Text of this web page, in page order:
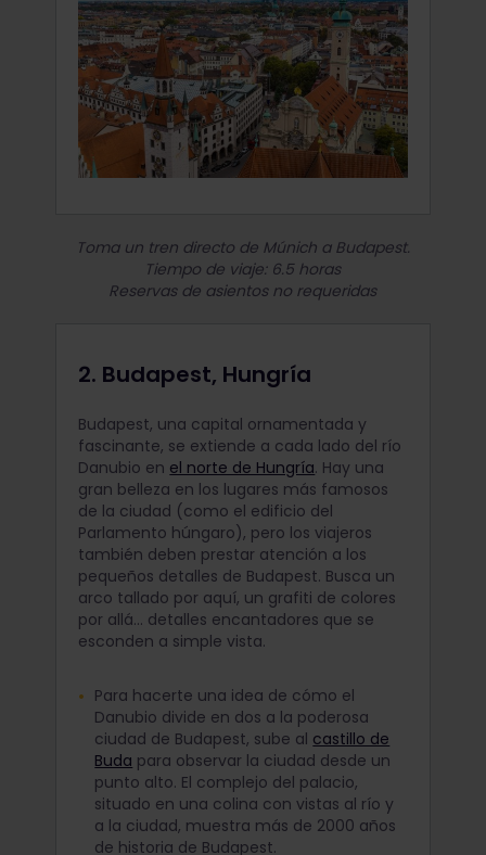
Toma un tren directo de Múnich a Budapest.
Tiempo de viaje: 6.5 horas
Reservas de asientos no requeridas
2. Budapest, Hungría
Budapest, una capital ornamentada y
fascinante, se extiende a cada lado del río
Danubio en el norte de Hungría. Hay una
gran belleza en los lugares más famosos
de la ciudad (como el edificio del
Parlamento húngaro), pero los viajeros
también deben prestar atención a los
pequeños detalles de Budapest. Busca un
arco tallado por aquí, un grafiti de colores
por allá... detalles encantadores que se
esconden a simple vista.
Para hacerte una idea de cómo el
Danubio divide en dos a la poderosa
ciudad de Budapest, sube al castillo de
Buda para observar la ciudad desde un
punto alto. El complejo del palacio,
situado en una colina con vistas al río y
a la ciudad, muestra más de 2000 años
de historia de Budapest.